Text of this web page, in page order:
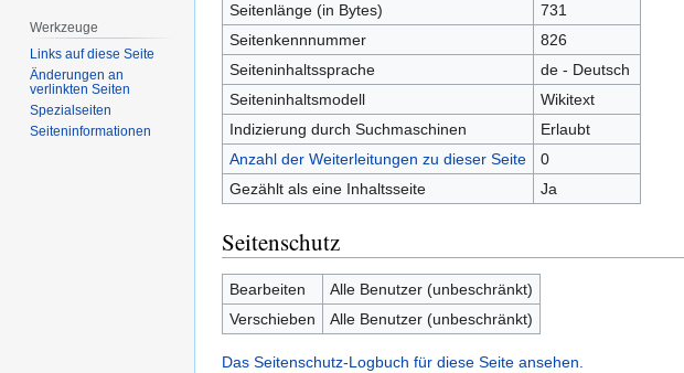
Seitenlänge (in Bytes)
731
Seitenkennnummer
826
Seiteninhaltssprache
de - Deutsch
Seiteninhaltsmodell
Wikitext
Indizierung durch Suchmaschinen
Erlaubt
Anzahl der Weiterleitungen zu dieser Seite
0
Gezählt als eine Inhaltsseite
Ja
Seitenschutz
Bearbeiten
Alle Benutzer (unbeschränkt)
Verschieben
Alle Benutzer (unbeschränkt)
Das Seitenschutz-Logbuch für diese Seite ansehen.
Werkzeuge
Links auf diese Seite
Änderungen an
verlinkten Seiten
Spezialseiten
Seiten­informationen